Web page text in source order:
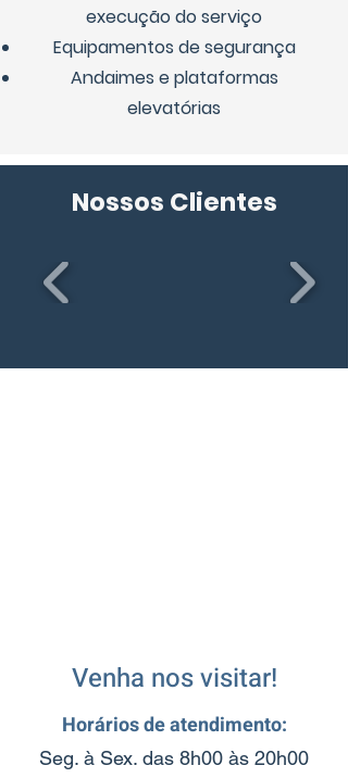
execução do serviço
Equipamentos de segurança
Andaimes e plataformas
elevatórias
Nossos Clientes
Venha nos visitar!
Horários de atendimento:
Seg. à Sex. das 8h00 às 20h00